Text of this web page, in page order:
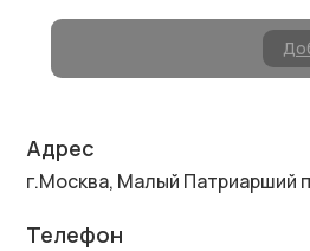
Адрес
г.Москва, Малый Патриарший
Телефон